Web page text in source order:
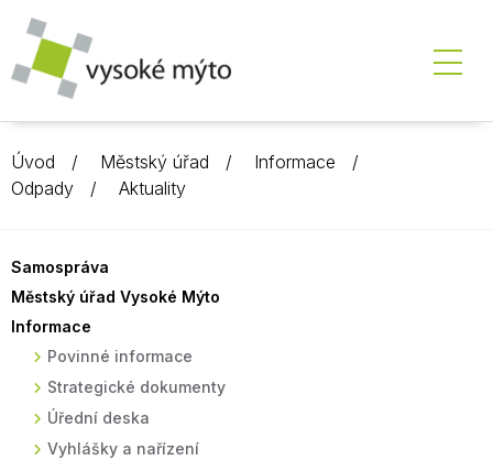
Úvod Městský úřad
Informace
Odpady
Aktuality
Samospráva
Městský úřad Vysoké Mýto
Informace
Povinné informace
Strategické dokumenty
Úřední deska
Vyhlášky a nařízení